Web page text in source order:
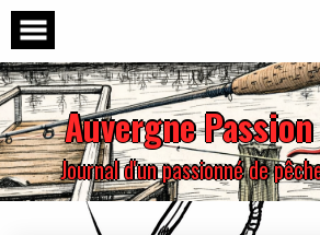
Skip
content
Auvergne
Journal d'un passionné de